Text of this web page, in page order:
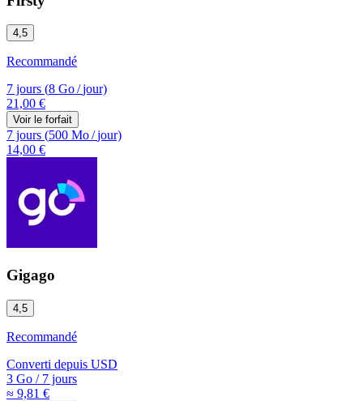
4,5
Recommandé
7 jours (8 Go/jour)
21,00 €
Voir le forfait
7 jours (500 Mo/jour)
14,00 €
Gigago
4,5
Recommandé
Converti depuis USD
3 Go /7 jours
≈ 9,81 €